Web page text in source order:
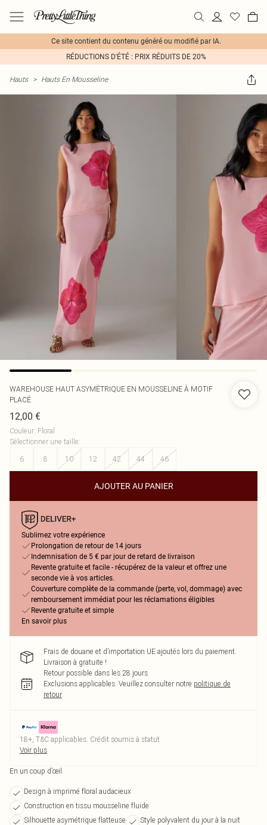
Ce site contient du contenu généré ou modifié par IA.
RÉDUCTIONS D'ÉTÉ : PRIX RÉDUITS DE 20%
Hauts > Hauts En Mousseline
WAREHOUSE HAUT ASYMÉTRIQUE EN MOUSSELINE À MOTIF
PLACÉ
12,00 €
Couleur: Floral
Sélectionner une taille:
6
8 10 12 42 44 46
AJOUTER AU PANIER
Sublimez votre expérience
Prolongation de retour de 14 jours
Indemnisation de 5 € par jour de retard de livraison
Revente gratuite et facile - récupérez de la valeur et offrez une
seconde vie à vos articles.
Couverture complète de la commande (perte, vol, dommage) avec
remboursement immédiat pour les réclamations éligibles
Revente gratuite et simple
En savoir plus
Frais de douane et d’importation UE ajoutés lors du paiement.
Livraison à gratuite !
Retour possible dans les 28 jours
Exclusions applicables. Veuillez consulter notre politique de
retour
18+, T&C applicables. Crédit soumis à statut
Voir plus
En un coup d’œil
Design à imprimé floral audacieux
Construction en tissu mousseline fluide
Silhouette asymétrique flatteuse
Style polyvalent du jour à la nuit